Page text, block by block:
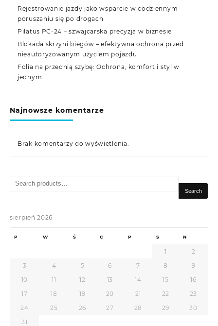
Rejestrowanie jazdy jako wsparcie w codziennym
poruszaniu się po drogach
Pilatus PC-24 – szwajcarska precyzja w biznesie
Blokada skrzyni biegów – efektywna ochrona przed
nieautoryzowanym użyciem pojazdu
Folia na przednią szybę: Ochrona, komfort i styl w
jednym
Najnowsze komentarze
Brak komentarzy do wyświetlenia.
Search
Search
sierpień 2026
P W Ś C P S N
1
2
3
4 5 6 7 8
9
10
11 12 13 14 15
16
17
18 19 20 21 22
23
24
25 26 27 28 29
30
31